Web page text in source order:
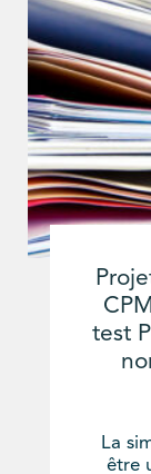
test
La
être